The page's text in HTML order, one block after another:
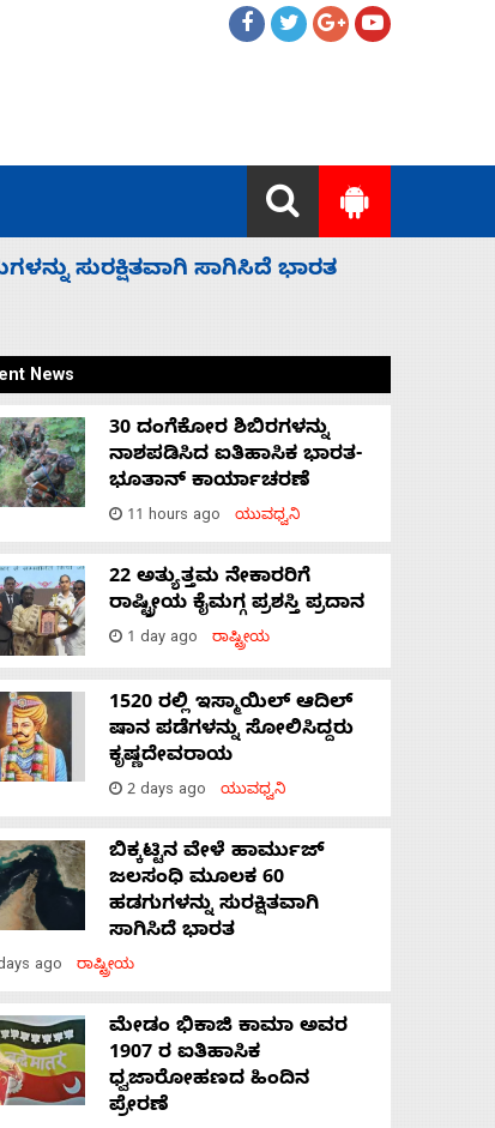
ಛಲವಾದಿ ನಾರಾಯಣಸ್ವಾಮಿ
News
30 ದಂಗೆಕೋರ ಶಿಬಿರಗಳನ್ನು
ನಾಶಪಡಿಸಿದ ಐತಿಹಾಸಿಕ ಭಾರತ-
ಭೂತಾನ್ ಕಾರ್ಯಾಚರಣೆ
11 hours ago ಯುವಧ್ವನಿ
22 ಅತ್ಯುತ್ತಮ ನೇಕಾರರಿಗೆ
ರಾಷ್ಟ್ರೀಯ ಕೈಮಗ್ಗ ಪ್ರಶಸ್ತಿ ಪ್ರದಾನ
1 day ago ರಾಷ್ಟ್ರೀಯ
1520 ರಲ್ಲಿ ಇಸ್ಮಾಯಿಲ್ ಆದಿಲ್
ಷಾನ ಪಡೆಗಳನ್ನು ಸೋಲಿಸಿದ್ದರು
ಕೃಷ್ಣದೇವರಾಯ
2 days ago ಯುವಧ್ವನಿ
ಬಿಕ್ಕಟ್ಟಿನ ವೇಳೆ ಹಾರ್ಮುಜ್
ಜಲಸಂಧಿ ಮೂಲಕ 60
ಹಡಗುಗಳನ್ನು ಸುರಕ್ಷಿತವಾಗಿ
ಸಾಗಿಸಿದೆ ಭಾರತ
ago ರಾಷ್ಟ್ರೀಯ
ಮೇಡಂ ಭಿಕಾಜಿ ಕಾಮಾ ಅವರ
1907 ರ ಐತಿಹಾಸಿಕ
ಧ್ವಜಾರೋಹಣದ ಹಿಂದಿನ
ಪ್ರೇರಣೆ